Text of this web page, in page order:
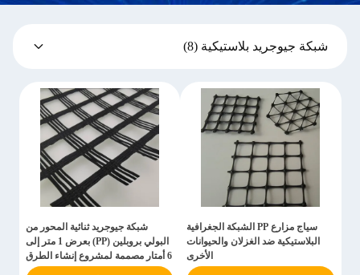
شبكة جيوجريد بلاستيكية (8)
سياج مزارع PP الشبكة الجغرافية
البلاستيكية ضد الغزلان والحيوانات
الأخرى
شبكة جيوجريد ثنائية المحور من
البولي بروبلين (PP) بعرض 1 متر إلى
6 أمتار مصممة لمشروع إنشاء الطرق